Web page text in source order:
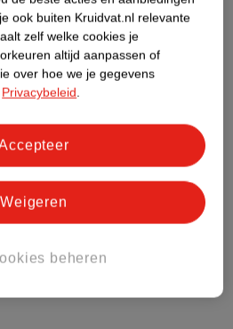
heeft (nog) geen Nature
Score.
informatie
ook buiten Kruidvat.nl relevante
zelf welke cookies je
altijd aanpassen of
over hoe we je gegevens
Privacybeleid.
beheren
Weigeren